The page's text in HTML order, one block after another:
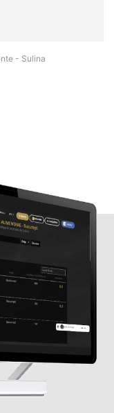
- Sulina